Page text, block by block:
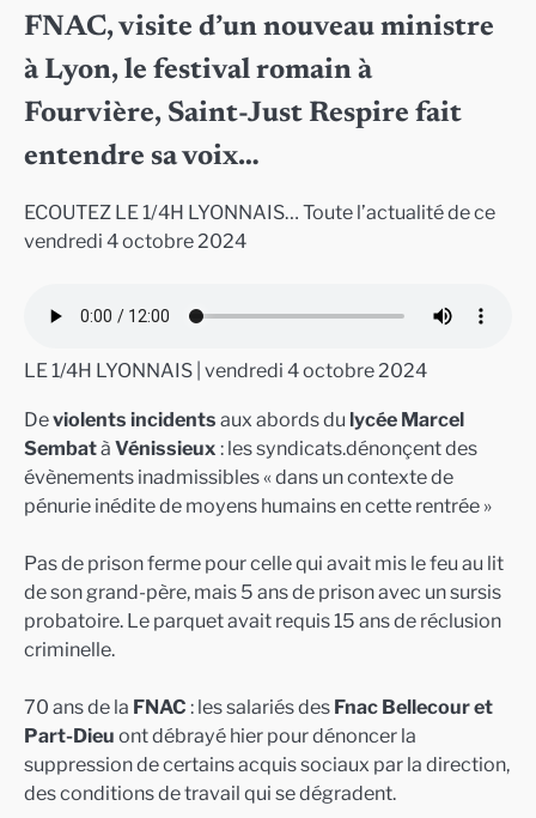
FNAC, visite d’un nouveau ministre
à Lyon, le festival romain à
Fourvière, Saint-Just Respire fait
entendre sa voix…
ECOUTEZ LE 1/4H LYONNAIS… Toute l’actualité de ce
vendredi 4 octobre 2024
LE 1/4H LYONNAIS | vendredi 4 octobre 2024
Deviolents incidents aux abords du lycée Marcel
Sembatà Vénissieux : les syndicats.dénonçent des
évènements inadmissibles « dans un contexte de
pénurie inédite de moyens humains en cette rentrée »
Pas de prison ferme pour celle qui avait mis le feu au lit
de son grand-père, mais 5 ans de prison avec un sursis
probatoire. Le parquet avait requis 15 ans de réclusion
criminelle.
70 ans de la FNAC : les salariés des Fnac Bellecour et
Part-Dieu ont débrayé hier pour dénoncer la
suppression de certains acquis sociaux par la direction,
des conditions de travail qui se dégradent.